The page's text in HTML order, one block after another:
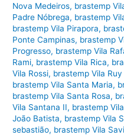
Nova Medeiros, brastemp
Padre Nóbrega, brastemp
brastemp Vila Pirapora,
Ponte Campinas, brastemp
Progresso, brastemp Vila
Rami, brastemp Vila Rica,
Vila Rossi, brastemp Vila
brastemp Vila Santa Maria,
brastemp Vila Santa Rosa,
Vila Santana II, brastemp
João Batista, brastemp Vila
sebastião, brastemp Vila